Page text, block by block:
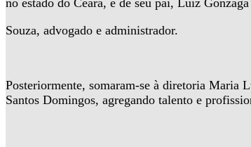
no estado do Ceará, e de seu pai, Luiz
Souza, advogado e administrador.
Posteriormente, somaram-se à diretoria Maria
Santos Domingos, agregando talento e